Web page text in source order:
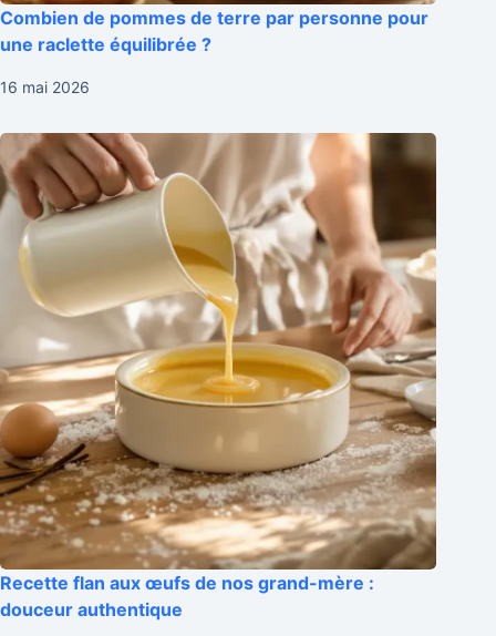
Combien de pommes de terre par personne pour
une raclette équilibrée ?
16 mai 2026
Recette flan aux œufs de nos grand-mère :
douceur authentique